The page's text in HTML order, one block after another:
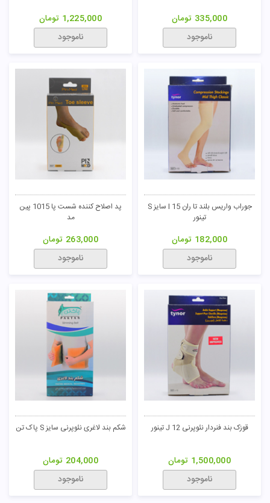
335,000 تومان
ناموجود
1,225,000 تومان
ناموجود
جوراب واریس بلند تا ران I 15 سایز S
تینور
182,000 تومان
ناموجود
پد اصلاح کننده شست پا 1015 پین
مد
263,000 تومان
ناموجود
قوزک بند فنردار نئوپرنی J 12 تینور
1,500,000 تومان
ناموجود
شکم بند لاغری نئوپرنی سایز S پاک تن
204,000 تومان
ناموجود